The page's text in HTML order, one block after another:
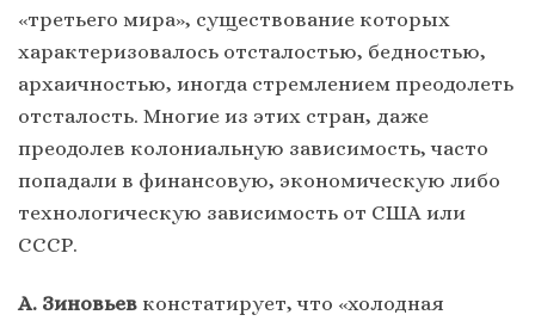
«третьего мира», существование которых
характеризовалось отсталостью, бедностью,
архаичностью, иногда стремлением преодолеть
отсталость. Многие из этих стран, даже
преодолев колониальную зависимость, часто
попадали в финансовую, экономическую либо
технологическую зависимость от США или
СССР.
А. Зиновьев констатирует, что «холодная